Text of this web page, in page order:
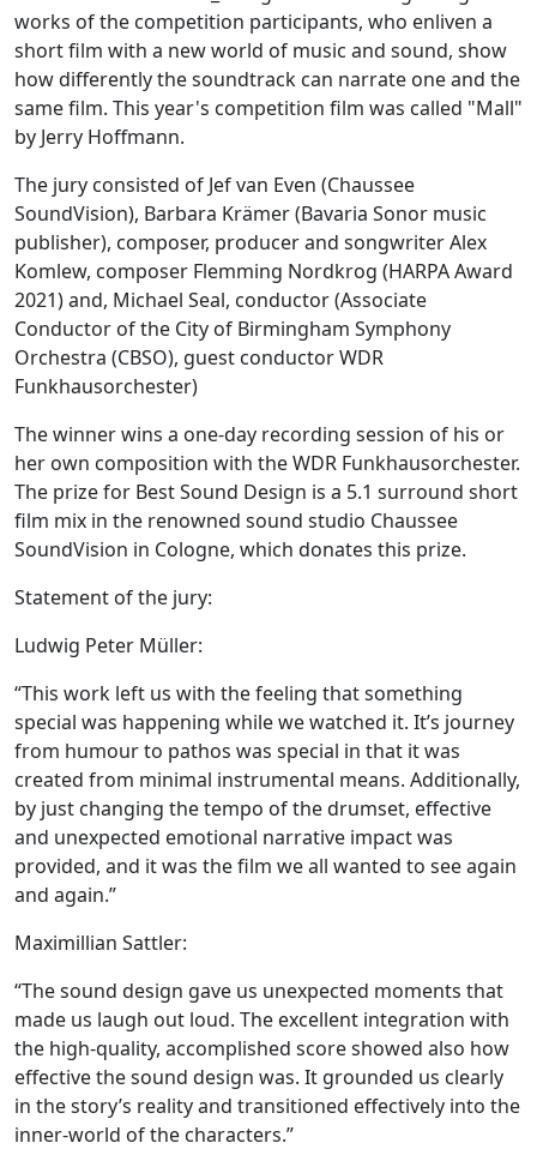
works of the competition participants, who enliven a
short film with a new world of music and sound, show
how differently the soundtrack can narrate one and the
same film. This year's competition film was called "Mall"
by Jerry Hoffmann.
The jury consisted of Jef van Even (Chaussee
SoundVision), Barbara Krämer (Bavaria Sonor music
publisher), composer, producer and songwriter Alex
Komlew, composer Flemming Nordkrog (HARPA Award
2021) and, Michael Seal, conductor (Associate
Conductor of the City of Birmingham Symphony
Orchestra (CBSO), guest conductor WDR
Funkhausorchester)
The winner wins a one-day recording session of his or
her own composition with the WDR Funkhausorchester.
The prize for Best Sound Design is a 5.1 surround short
film mix in the renowned sound studio Chaussee
SoundVision in Cologne, which donates this prize.
Statement of the jury:
Ludwig Peter Müller:
“This work left us with the feeling that something
special was happening while we watched it. It’s journey
from humour to pathos was special in that it was
created from minimal instrumental means. Additionally,
by just changing the tempo of the drumset, effective
and unexpected emotional narrative impact was
provided, and it was the film we all wanted to see again
and again.”
Maximillian Sattler:
“The sound design gave us unexpected moments that
made us laugh out loud. The excellent integration with
the high-quality, accomplished score showed also how
effective the sound design was. It grounded us clearly
in the story’s reality and transitioned effectively into the
inner-world of the characters.”